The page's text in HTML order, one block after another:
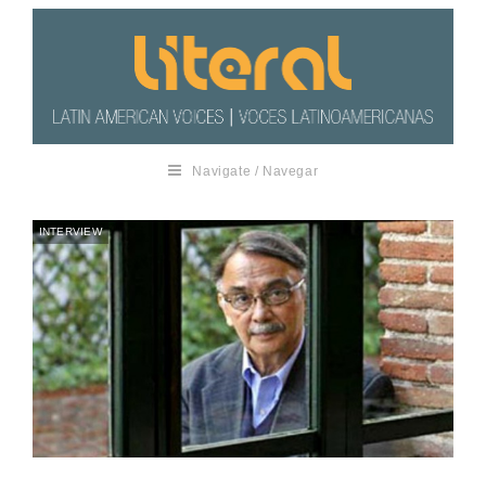
Navigate / Navegar
INTERVIEW